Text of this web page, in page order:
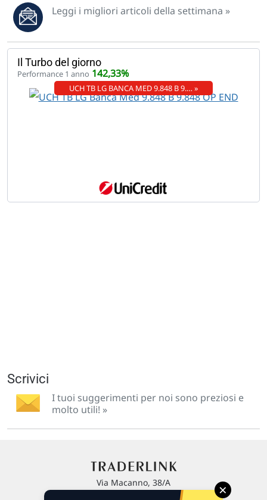
Leggi i migliori articoli della settimana »
Il Turbo del giorno
Performance 1 anno 142,33%
UCH TB LG BANCA MED 9.848 B 9.… »
Scrivici
I tuoi suggerimenti per noi sono preziosi e
molto utili! »
Via Macanno, 38/A
×